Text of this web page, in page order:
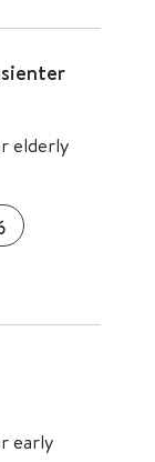
elderly
early